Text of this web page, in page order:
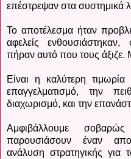
επέστρεψαν στα συστημικά
Το αποτέλεσμα ήταν
αφελείς ενθουσιάστηκαν,
πήραν αυτό που τους άξιζε.
Είναι η καλύτερη
επαγγελματισμό, την
διαχωρισμό, και την
Αμφιβάλλουμε
παρουσιάσουν έναν
ανάλυση στρατηγικής για